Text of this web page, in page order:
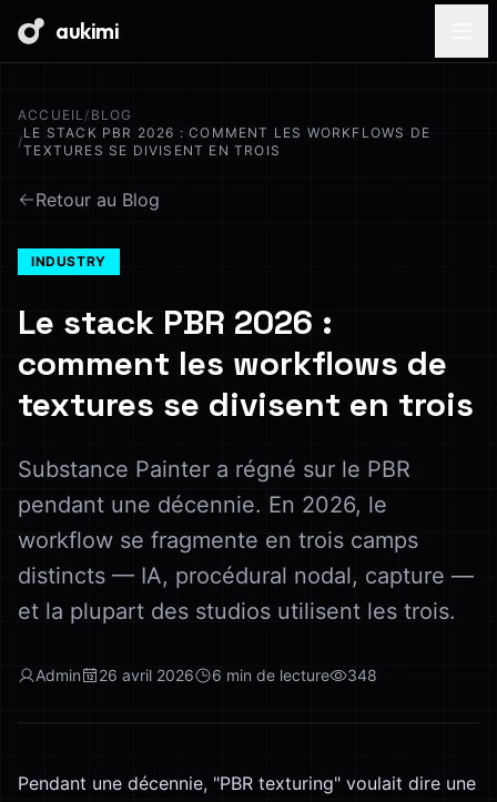
aukimi
ACCUEIL / BLOG
/
LE STACK PBR 2026 : COMMENT LES WORKFLOWS DE
TEXTURES SE DIVISENT EN TROIS
Retour au Blog
INDUSTRY
Le stack PBR 2026 :
comment les workflows de
textures se divisent en trois
Substance Painter a régné sur le PBR
pendant une décennie. En 2026, le
workflow se fragmente en trois camps
distincts — IA, procédural nodal, capture —
et la plupart des studios utilisent les trois.
Admin 26 avril 2026 6 min de lecture 348
Pendant une décennie, "PBR texturing" voulait dire une